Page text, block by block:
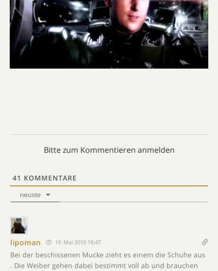
Bitte zum Kommentieren anmelden
41 KOMMENTARE
neuste
lipoman 19. Mai 2010 18:47
Bei der beschissenen Mucke zieht es einem die Schuhe aus
. Die Weiber gehen dabei bestimmt voll ab und brauchen